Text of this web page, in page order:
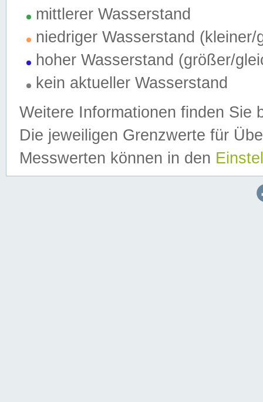
mittlerer Wasserstand
niedriger Wasserstand (kleiner/
hoher Wasserstand (größer/
kein aktueller Wasserstand
Weitere Informationen finden Sie
Die jeweiligen Grenzwerte für
Messwerten können in den